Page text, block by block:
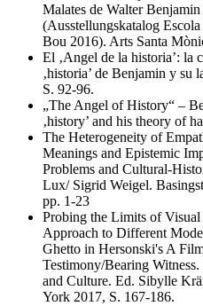
Malates de Walter
(Ausstellungskatalog
Bou 2016). Arts Santa
El ‚Angel de la historia’: la
‚historia’ de Benjamin y su
S. 92-96.
„The Angel of History“ –
‚history’ and his theory of
The Heterogeneity of
Meanings and Epistemic
Problems and Cultural-
Lux/ Sigrid Weigel.
pp. 1-23
Probing the Limits of
Approach to Different
Ghetto in Hersonski's A
Testimony/Bearing
and Culture. Ed. Sibylle
York 2017, S. 167-186.